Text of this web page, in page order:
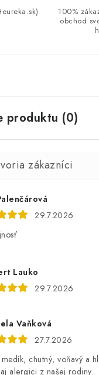
100%
obchod
produktu (0)
29.7.2026
Lauko
29.7.2026
Vaňková
27.7.2026
chutný, voňavý a
alergici z našej rodiny..